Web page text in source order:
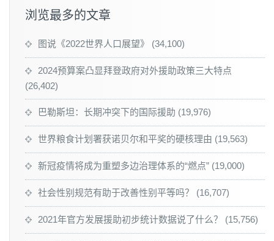
浏览最多的文章
图说《2022世界人口展望》 (34,100)
2024预算案凸显拜登政府对外援助政策三大特点
(26,402)
巴勒斯坦：长期冲突下的国际援助 (19,976)
世界粮食计划署获诺贝尔和平奖的硬核理由 (19,563)
新冠疫情将成为重塑多边治理体系的“燃点” (19,000)
社会性别规范有助于改善性别平等吗？ (16,707)
2021年官方发展援助初步统计数据说了什么？ (15,756)